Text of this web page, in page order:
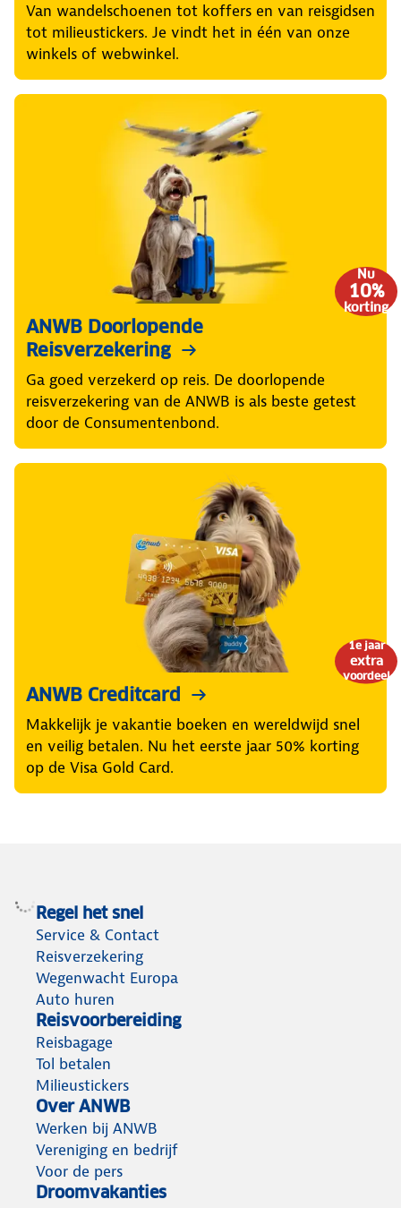
Van wandelschoenen tot koffers en van reisgidsen
tot milieustickers. Je vindt het in één van onze
winkels of webwinkel.
Nu
10%
korting
ANWB Doorlopende
Reisverzekering
Ga goed verzekerd op reis. De doorlopende
reisverzekering van de ANWB is als beste getest
door de Consumentenbond.
1e jaar
extra
voordeel
ANWB Creditcard
Makkelijk je vakantie boeken en wereldwijd snel
en veilig betalen. Nu het eerste jaar 50% korting
op de Visa Gold Card.
Regel het snel
Service & Contact
Reisverzekering
Wegenwacht Europa
Auto huren
Reisvoorbereiding
Reisbagage
Tol betalen
Milieustickers
Over ANWB
Werken bij ANWB
Vereniging en bedrijf
Voor de pers
Droomvakanties